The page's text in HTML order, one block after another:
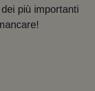
più importanti